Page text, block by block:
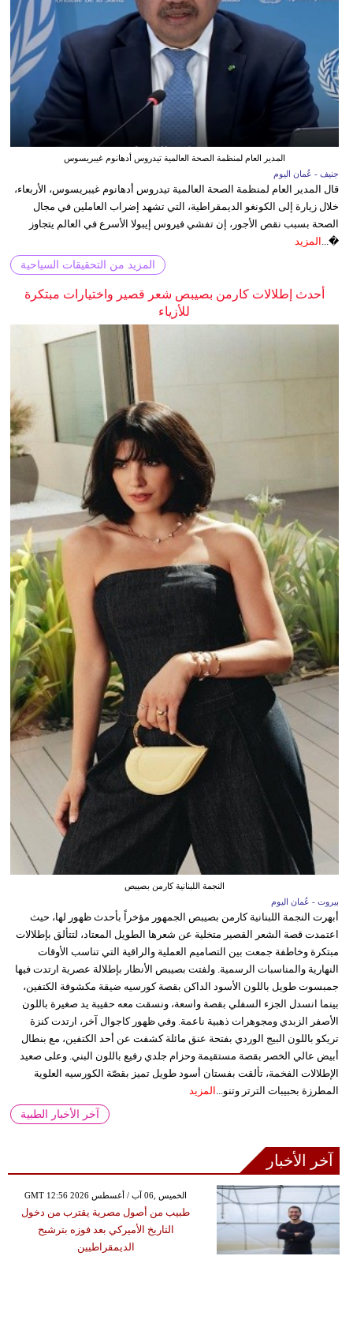
المدير العام لمنظمة الصحة العالمية تيدروس أدهانوم غيبريسوس
جنيف - عُمان اليوم
قال المدير العام لمنظمة الصحة العالمية تيدروس أدهانوم غيبريسوس، الأربعاء،
خلال زيارة إلى الكونغو الديمقراطية، التي تشهد إضراب العاملين في مجال
الصحة بسبب نقص الأجور، إن تفشي فيروس إيبولا الأسرع في العالم يتجاوز
�... المزيد
المزيد من التحقيقات السياحية
أحدث إطلالات كارمن بصيبص شعر قصير واختيارات مبتكرة
للأزياء
النجمة اللبنانية كارمن بصيبص
بيروت - عُمان اليوم
أبهرت النجمة اللبنانية كارمن بصيبص الجمهور مؤخراً بأحدث ظهور لها، حيث
اعتمدت قصة الشعر القصير متخلية عن شعرها الطويل المعتاد، لتتألق بإطلالات
مبتكرة وخاطفة جمعت بين التصاميم العملية والراقية التي تناسب الأوقات
النهارية والمناسبات الرسمية. ولفتت بصيبص الأنظار بإطلالة عصرية ارتدت فيها
جمبسوت طويل باللون الأسود الداكن بقصة كورسيه ضيقة مكشوفة الكتفين،
بينما انسدل الجزء السفلي بقصة واسعة، ونسقت معه حقيبة يد صغيرة باللون
الأصفر الزبدي ومجوهرات ذهبية ناعمة. وفي ظهور كاجوال آخر، ارتدت كنزة
تريكو باللون البيج الوردي بفتحة عنق مائلة كشفت عن أحد الكتفين، مع بنطال
أبيض عالي الخصر بقصة مستقيمة وحزام جلدي رفيع باللون البني. وعلى صعيد
الإطلالات الفخمة، تألقت بفستان أسود طويل تميز بقصّة الكورسيه العلوية
المطرزة بحبيبات الترتر وتنو... المزيد
آخر الأخبار الطبية
آخر الأخبار
GMT 12:56 2026 الخميس ,06 آب / أغسطس
طبيب من أصول مصرية يقترب من دخول
التاريخ الأميركي بعد فوزه بترشيح
الديمقراطيين